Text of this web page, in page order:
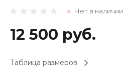
Нет в наличии
12 500 руб.
Таблица размеров